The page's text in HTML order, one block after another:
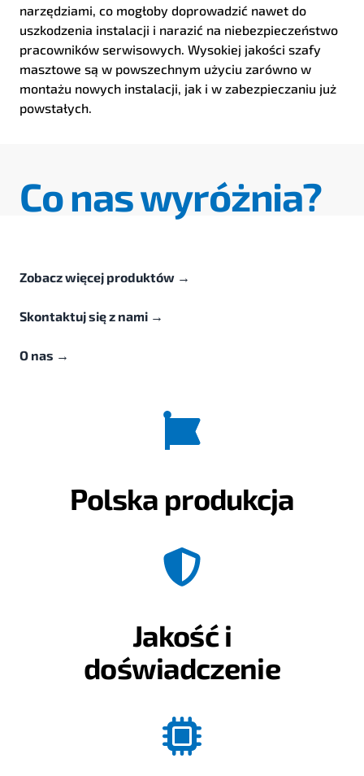
narzędziami, co mogłoby doprowadzić nawet do
uszkodzenia instalacji i narazić na niebezpieczeństwo
pracowników serwisowych. Wysokiej jakości szafy
masztowe są w powszechnym użyciu zarówno w
montażu nowych instalacji, jak i w zabezpieczaniu już
powstałych.
Co nas wyróżnia?
Zobacz więcej produktów →
Skontaktuj się z nami →
O nas →
Polska produkcja
Jakość i
doświadczenie